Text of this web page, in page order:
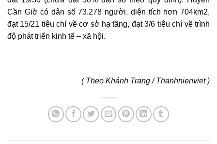
Cần Giờ có dân số 73.278 người, diện tích hơn 704km2,
đạt 15/21 tiêu chí về cơ sở hạ tầng, đạt 3/6 tiêu chí về trình
độ phát triển kinh tế – xã hội.
( Theo Khánh Trang / Thanhnienviet )